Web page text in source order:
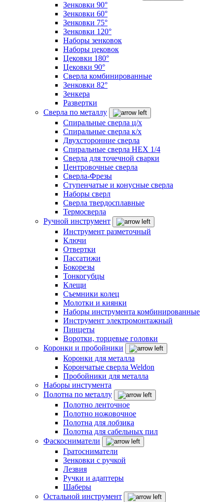
Зенковки 90°
Зенковки 60°
Зенковки 75°
Зенковки 120°
Наборы зенковок
Наборы цековок
Цековки 180°
Цековки 90°
Сверла комбинированные
Зенковки 82°
Зенкера
Развертки
Сверла по металлу
Спиральные сверла ц/х
Спиральные сверла к/х
Двухсторонние сверла
Спиральные сверла HEX 1/4
Сверла для точечной сварки
Центровочные сверла
Сверла-Фрезы
Ступенчатые и конусные сверла
Наборы сверл
Сверла твердосплавные
Термосверла
Ручной инструмент
Инструмент разметочный
Ключи
Отвертки
Пассатижи
Бокорезы
Тонкогубцы
Клещи
Съемники колец
Молотки и киянки
Наборы инструмента комбинированные
Инструмент электромонтажный
Пинцеты
Воротки, торцевые головки
Коронки и пробойники
Коронки для металла
Корончатые сверла Weldon
Пробойники для металла
Наборы инстумента
Полотна по металлу
Полотно ленточное
Полотно ножовочное
Полотна для лобзика
Полотна для сабельных пил
Фаскосниматели
Гратосниматели
Зенковки с ручкой
Лезвия
Ручки и адаптеры
Шаберы
Остальной инструмент